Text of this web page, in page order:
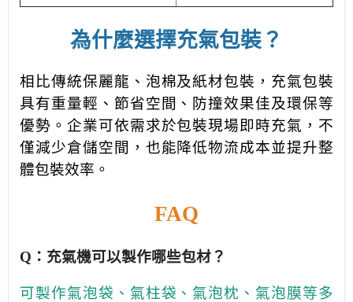
為什麼選擇充氣包裝？
相比傳統保麗龍、泡棉及紙材包裝，充氣包裝
具有重量輕、節省空間、防撞效果佳及環保等
優勢。 企業可依需求於包裝現場即時充氣，不
僅減少倉儲空間，也能降低物流成本並提升整
體包裝效率。
FAQ
Q：充氣機可以製作哪些包材？
可製作氣泡袋、氣柱袋、氣泡枕、氣泡膜等多